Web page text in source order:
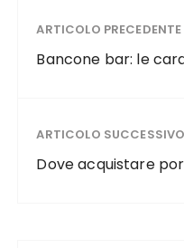
ARTICOLO PRECEDENTE
Bancone bar: le
ARTICOLO SUCCESSIVO
Dove acquistare